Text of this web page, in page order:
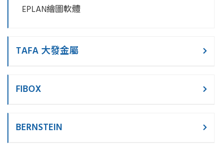
EPLAN繪圖軟體
TAFA 大發金屬
FIBOX
BERNSTEIN